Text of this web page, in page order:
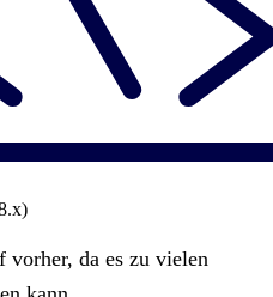
vorher, da es zu vielen